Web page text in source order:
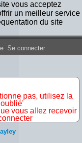
vous acceptez
un meilleur service
du site
France
Se connecter
pas, utilisez la
vous allez recevoir